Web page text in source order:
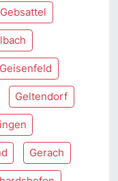
Gebsattel
Geisenfeld
Geltendorf
Gerach